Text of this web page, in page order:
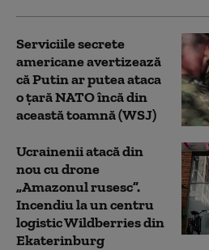
Serviciile secrete
americane avertizează
că Putin ar putea ataca
o țară NATO încă din
această toamnă (WSJ)
Ucrainenii atacă din
nou cu drone
„Amazonul rusesc”.
Incendiu la un centru
logistic Wildberries din
Ekaterinburg